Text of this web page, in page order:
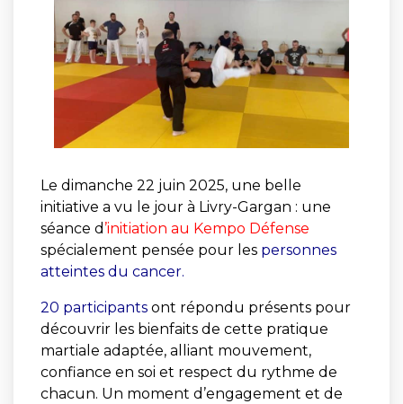
Le dimanche 22 juin 2025, une belle
initiative a vu le jour à Livry-Gargan : une
séance d ’initiation au Kempo Défense
spécialement pensée pour les personnes
atteintes du cancer.
20 participants ont répondu présents pour
découvrir les bienfaits de cette pratique
martiale adaptée, alliant mouvement,
confiance en soi et respect du rythme de
chacun. Un moment d’engagement et de